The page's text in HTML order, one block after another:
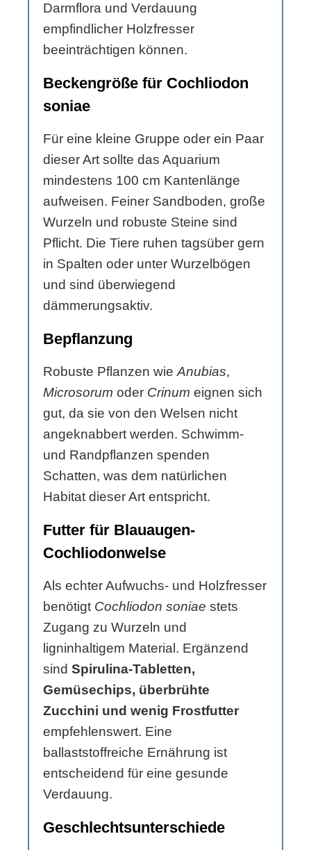
Darmflora und Verdauung
empfindlicher Holzfresser
beeinträchtigen können.
Beckengröße für Cochliodon
soniae
Für eine kleine Gruppe oder ein Paar
dieser Art sollte das Aquarium
mindestens 100 cm Kantenlänge
aufweisen. Feiner Sandboden, große
Wurzeln und robuste Steine sind
Pflicht. Die Tiere ruhen tagsüber gern
in Spalten oder unter Wurzelbögen
und sind überwiegend
dämmerungsaktiv.
Bepflanzung
Robuste Pflanzen wieAnubias,
Microsorum oder Crinum eignen sich
gut, da sie von den Welsen nicht
angeknabbert werden. Schwimm-
und Randpflanzen spenden
Schatten, was dem natürlichen
Habitat dieser Art entspricht.
Futter für Blauaugen-
Cochliodonwelse
Als echter Aufwuchs- und Holzfresser
benötigt Cochliodon soniae stets
Zugang zu Wurzeln und
ligninhaltigem Material. Ergänzend
sind Spirulina-Tabletten,
Gemüsechips, überbrühte
Zucchini und wenig Frostfutter
empfehlenswert. Eine
ballaststoffreiche Ernährung ist
entscheidend für eine gesunde
Verdauung.
Geschlechtsunterschiede